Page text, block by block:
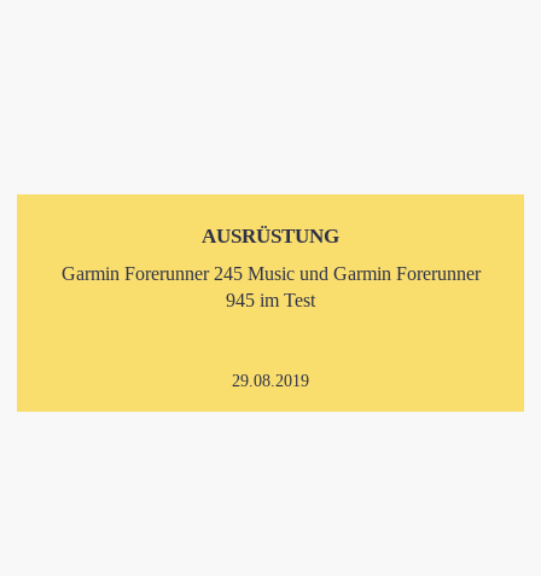
AUSRÜSTUNG
Garmin Forerunner 245 Music und Garmin Forerunner
945 im Test
29.08.2019